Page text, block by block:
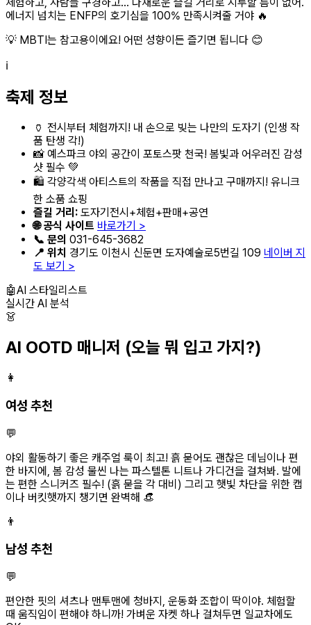
체험하고, 사람들 구경하고... 다채로운 즐길 거리로 지루할 틈이 없어.
에너지 넘치는 ENFP의 호기심을 100% 만족시켜줄 거야 🔥
💡 MBTI는 참고용이에요! 어떤 성향이든 즐기면 됩니다 😊
ℹ️
축제 정보
🏺 전시부터 체험까지! 내 손으로 빚는 나만의 도자기 (인생 작
품 탄생 각!)
📸 예스파크 야외 공간이 포토스팟 천국! 봄빛과 어우러진 감성
샷 필수 💚
🛍️ 각양각색 아티스트의 작품을 직접 만나고 구매까지! 유니크
한 소품 쇼핑
즐길 거리: 도자기전시+체험+판매+공연
🌐 공식 사이트 바로가기 >
📞 문의 031-645-3682
📍 위치 경기도 이천시 신둔면 도자예술로5번길 109 네이버 지
도 보기 >
🤖AI 스타일리스트
실시간 AI 분석
👗
AI OOTD 매니저 (오늘 뭐 입고 가지?)
👩
여성 추천
💬
야외 활동하기 좋은 캐주얼 룩이 최고! 흙 묻어도 괜찮은 데님이나 편
한 바지에, 봄 감성 물씬 나는 파스텔톤 니트나 가디건을 걸쳐봐. 발에
는 편한 스니커즈 필수! (흙 묻을 각 대비) 그리고 햇빛 차단을 위한 캡
이나 버킷햇까지 챙기면 완벽해 👒
👨
남성 추천
💬
편안한 핏의 셔츠나 맨투맨에 청바지, 운동화 조합이 딱이야. 체험할
때 움직임이 편해야 하니까! 가벼운 자켓 하나 걸쳐두면 일교차에도